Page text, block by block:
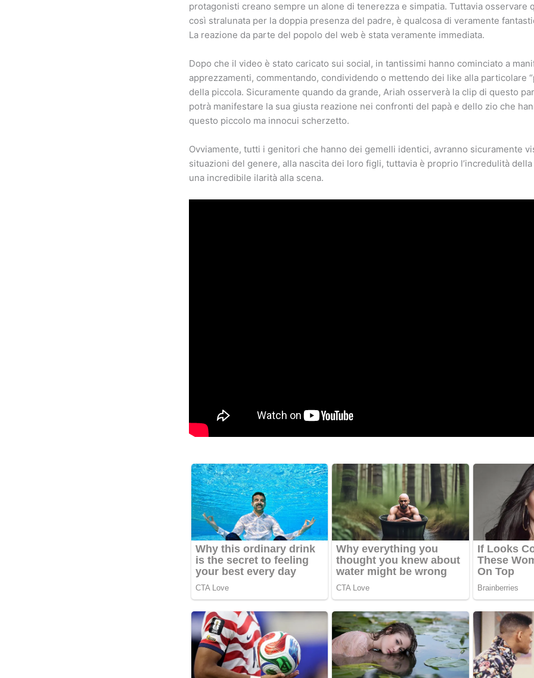
protagonisti creano sempre un alone di tenerezza e simpatia. Tuttavia osservare
così stralunata per la doppia presenza del padre, è qualcosa di veramente
La reazione da parte del popolo del web è stata veramente immediata.
Dopo che il video è stato caricato sui social, in tantissimi hanno cominciato a
apprezzamenti, commentando, condividendo o mettendo dei like alla particolare
della piccola. Sicuramente quando da grande, Ariah osserverà la clip di questo
potrà manifestare la sua giusta reazione nei confronti del papà e dello zio che
questo piccolo ma innocui scherzetto.
Ovviamente, tutti i genitori che hanno dei gemelli identici, avranno sicuramente
situazioni del genere, alla nascita dei loro figli, tuttavia è proprio l’incredulità
una incredibile ilarità alla scena.